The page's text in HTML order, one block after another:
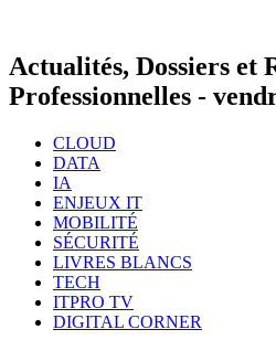
Actualités, Dossiers et
Professionnelles -
CLOUD
DATA
IA
ENJEUX IT
MOBILITÉ
SÉCURITÉ
LIVRES BLANCS
TECH
ITPRO TV
DIGITAL CORNER